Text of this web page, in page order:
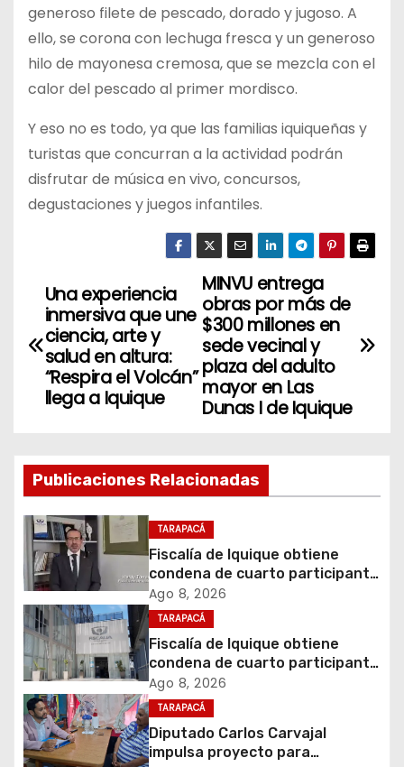
generoso filete de pescado, dorado y jugoso. A
ello, se corona con lechuga fresca y un generoso
hilo de mayonesa cremosa, que se mezcla con el
calor del pescado al primer mordisco.
Y eso no es todo, ya que las familias iquiqueñas y
turistas que concurran a la actividad podrán
disfrutar de música en vivo, concursos,
degustaciones y juegos infantiles.
N
a
a
c
i
ó
n
d
e
e
MINVU entrega
obras por más de
$300 millones en
sede vecinal y
plaza del adulto
mayor en Las
Dunas I de Iquique
Una experiencia
inmersiva que une
ciencia, arte y
salud en altura:
“Respira el Volcán”
llega a Iquique
Publicaciones Relacionadas
TARAPACÁ
Fiscalía de Iquique obtiene
condena de cuarto participante
en violento asalto a
comerciante
Ago 8, 2026
TARAPACÁ
Fiscalía de Iquique obtiene
condena de cuarto participante
en violento asalto a
comerciante
Ago 8, 2026
TARAPACÁ
Diputado Carlos Carvajal
impulsa proyecto para